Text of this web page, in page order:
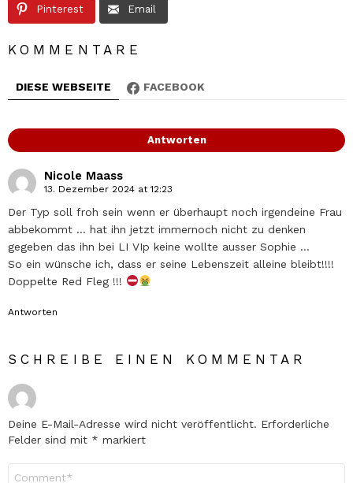
Pinterest Email
KOMMENTARE
DIESE WEBSEITE FACEBOOK
Antworten
Nicole Maass
13. Dezember 2024 at 12:23
Der Typ soll froh sein wenn er überhaupt noch irgendeine Frau
abbekommt … hat ihn jetzt immernoch nicht zu denken
gegeben das ihn bei LI VIp keine wollte ausser Sophie …
So ein wünsche ich, dass er seine Lebenszeit alleine bleibt!!!!
Doppelte Red Fleg !!!
Antworten
SCHREIBE EINEN KOMMENTAR
Deine E-Mail-Adresse wird nicht veröffentlicht. Erforderliche
Felder sind mit * markiert